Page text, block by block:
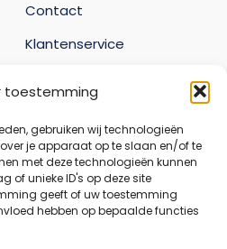
toestemming
gebruiken wij technologieën
je apparaat op te slaan en/of te
met deze technologieën kunnen
of unieke ID's op deze site
geeft of uw toestemming
hebben op bepaalde functies
Contact
Klantenservice
Algemene voorwaarden